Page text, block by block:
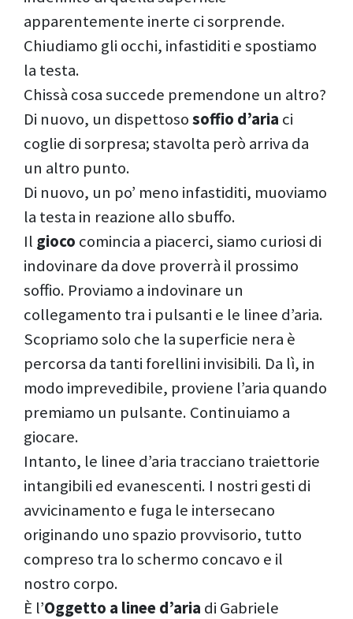
apparentemente inerte ci sorprende.
Chiudiamo gli occhi, infastiditi e spostiamo
la testa.
Chissà cosa succede premendone un altro?
Di nuovo, un dispettososoffio d’aria ci
coglie di sorpresa; stavolta però arriva da
un altro punto.
Di nuovo, un po’ meno infastiditi, muoviamo
la testa in reazione allo sbuffo.
Il gioco comincia a piacerci, siamo curiosi di
indovinare da dove proverrà il prossimo
soffio. Proviamo a indovinare un
collegamento tra i pulsanti e le linee d’aria.
Scopriamo solo che la superficie nera è
percorsa da tanti forellini invisibili. Da lì, in
modo imprevedibile, proviene l’aria quando
premiamo un pulsante. Continuiamo a
giocare.
Intanto, le linee d’aria tracciano traiettorie
intangibili ed evanescenti. I nostri gesti di
avvicinamento e fuga le intersecano
originando uno spazio provvisorio, tutto
compreso tra lo schermo concavo e il
nostro corpo.
È l’Oggetto a linee d’aria di Gabriele